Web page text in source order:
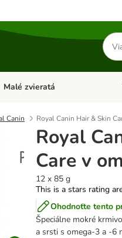
Hľadať
Otvoriť menu: Mačky
Malé zvieratá
Canin Royal Canin Hair & Skin
Royal
Care v
12 x 85 g
This is a stars rating
Ohodnoťte tento
Špeciálne mokré
a srsti s omega-3 a -6